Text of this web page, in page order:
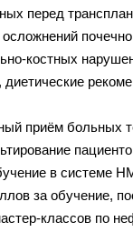
перед
костных
приём больных
в системе
за обучение,
классов по